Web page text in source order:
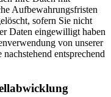
Aufbewahrungsfristen
sofern Sie nicht
Daten eingewilligt haben
von unserer
entsprechend